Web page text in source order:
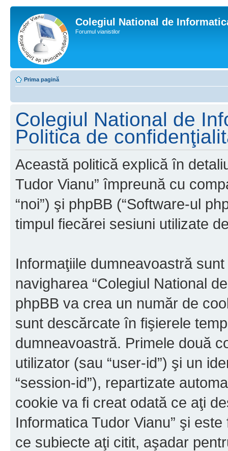
Colegiul National de
Forumul vianistilor
Prima pagină
Colegiul National de
Politica de
Această politică explică în
Tudor Vianu” împreună cu
“noi”) şi phpBB (“Software-ul
timpul fiecărei sesiuni utilizate
Informaţiile dumneavoastră
navigharea “Colegiul National
phpBB va crea un număr de
sunt descărcate în fişierele
dumneavoastră. Primele două
utilizator (sau “user-id”) şi un
“session-id”), repartizate
cookie va fi creat odată ce aţi
Informatica Tudor Vianu” şi
ce subiecte aţi citit, aşadar